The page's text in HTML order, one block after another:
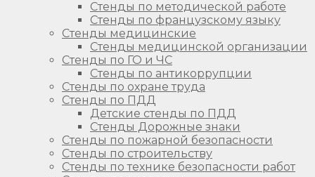
Стенды по методической работе
Стенды по французскому языку
Стенды медицинские
Стенды медицинской организации
Стенды по ГО и ЧС
Стенды по антикоррупции
Стенды по охране труда
Стенды по ПДД
Детские стенды по ПДД
Стенды Дорожные знаки
Стенды по пожарной безопасности
Стенды по строительству
Стенды по технике безопасности работ